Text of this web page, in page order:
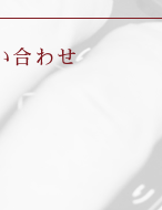
合わせ